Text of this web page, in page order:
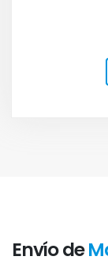
Envío de